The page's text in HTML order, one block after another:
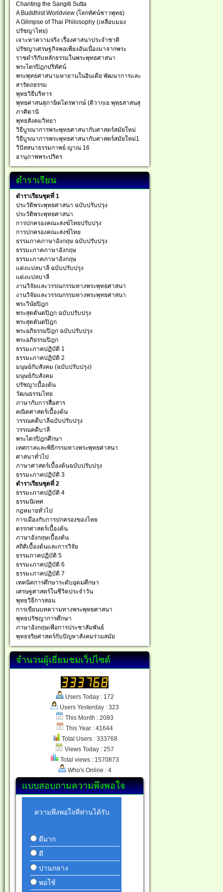
Chanting the Sangiti Sutta
A Buddhist Worldview (โลกทัศน์ชาวพุทธ)
A Glimpse of Thai Philosophy (เหลือบมอง
ปรัชญาไทย)
เจาะหาความจริง เรื่องศาสนาประจำชาติ
ปรัชญาเศรษฐกิจพอเพียงอันเนื่องมาจากพระ
ราชดำริกับหลักธรรมในพระพุทธศาสนา
พระไตรปิฎกปริทัศน์
พระพุทธศาสนามหายานในอินเดีย พัฒนาการและ
สารัตถธรรม
พุทธวิธีบริหาร
พุทธศาสนสุภาษิตไตรพากษ์ (ติวากฺเย พุทฺธสาสนสุ
ภาศิตานิ
พุทธสังคมวิทยา
วิธีบูรณาการพระพุทธศาสนากับศาสตร์สมัยใหม่
วิธีบูรณาการพระพุทธศาสนากับศาสตร์สมัยใหม่1
วิปัสสนาธรรมกาพย์ ญาณ 16
อานุภาพพระปริตร
ตำราเรียน
ตำราเรียนชุดที่ 1
ประวัติพระพุทธศาสนา ฉบับปรับปรุง
ประวัติพระพุทธศาสนา
การปกครองคณะสงฆ์ไทยปรับปรุง
การปกครองคณะสงฆ์ไทย
ธรรมภาคภาษาอังกฤษ ฉบับปรับปรุง
ธรรมะภาคภาษาอังกฤษ
ธรรมะภาคภาษาอังกฤษ
แต่งแปลบาลี ฉบับปรับปรุง
แต่งแปลบาลี
งานวิจัยและวรรณกรรมทางพระพุทธศาสนา
งานวิจัยและวรรณกรรมทางพระพุทธศาสนา
พระวินัยปิฎก
พระสุตตันตปิฎก ฉบับปรับปรุง
พระสุตตันตปิฎก
พระอภิธรรมปิฎก ฉบับปรับปรุง
พระอภิธรรมปิฎก
ธรรมะภาคปฏิบัติ 1
ธรรมะภาคปฏิบัติ 2
มนุษย์กับสังคม (ฉบับปรับปรุง)
มนุษย์กับสังคม
ปรัชญาเบื้องต้น
วัฒนธรรมไทย
ภาษากับการสื่อสาร
คณิตศาสตร์เบื้องต้น
วรรณคดีบาลีฉบับปรับปรุง
วรรณคดีบาลี
พระไตรปิฎกศึกษา
เทศกาลและพิธีกรรมทางพระพุทธศาสนา
ศาสนาทั่วไป
ภาษาศาสตร์เบื้องต้นฉบับปรับปรุง
ธรรมะภาคปฏิบัติ 3
ตำราเรียนชุดที่ 2
ธรรมะภาคปฏิบัติ 4
ธรรมนิเทศ
กฎหมายทั่วไป
การเมืองกับการปกครองของไทย
ตรรกศาสตร์เบื้องต้น
ภาษาอังกฤษเบื้องต้น
สถิติเบื้องต้นและการวิจัย
ธรรมภาคปฏิบัติ 5
ธรรมะภาคปฏิบัติ 6
ธรรมะภาคปฏิบัติ 7
เทคนิคการศึกษาระดับอุดมศึกษา
เศรษฐศาสตร์ในชีวิตประจำวัน
พุทธวิธีการสอน
การเขียนบทความทางพระพุทธศาสนา
พุทธปรัชญาการศึกษา
ภาษาอังกฤษเพือการประชาสัมพันธ์
พุทธจริยศาสตร์กับปัญหาสังคมร่วมสมัย
จำนวนผู้เยี่ยมชมเว็ปไซต์
Users Today : 172
Users Yesterday : 323
This Month : 2093
This Year : 41644
Total Users : 333768
Views Today : 257
Total views : 1570873
Who's Online : 4
แบบสอบถามความพึงพอใจ
ความพึงพอใจที่ท่านได้รับ
ดีมาก
ดี
ปานกลาง
พอใช้